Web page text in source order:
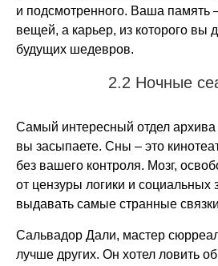
и подсмотренного. Ваша память
вещей, а карьер, из которого вы
будущих шедевров.
2.2 Ночные
Самый интересный отдел архива
вы засыпаете. Сны – это
без вашего контроля. Мозг,
от цензуры логики и социальных
выдавать самые странные
Сальвадор Дали, мастер
лучше других. Он хотел ловить